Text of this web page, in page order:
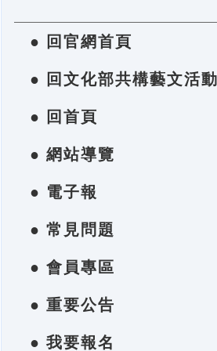
● 回官網首頁
● 回文化部共構藝文活
● 回首頁
● 網站導覽
● 電子報
● 常見問題
● 會員專區
● 重要公告
● 我要報名